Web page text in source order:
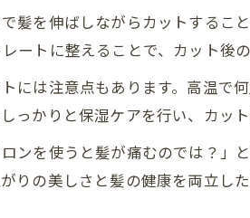
髪を伸ばしながらカットするこ
ートに整えることで、カット後
には注意点もあります。高温で
っかりと保湿ケアを行い、カッ
ロンを使うと髪が痛むのでは？
りの美しさと髪の健康を両立し